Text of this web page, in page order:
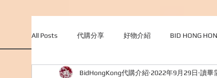
All Posts 代購分享 好物介紹 BID HONG
外國購物網站介紹 ABOUT ME ABOUT
BidHongKong代購介紹 2022年9月29日 讀畢